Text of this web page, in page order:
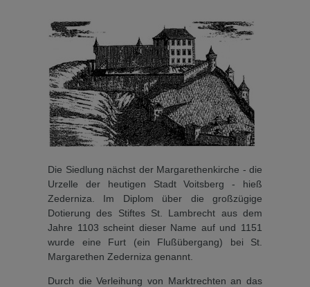
Die Siedlung nächst der Mar­garethenkirche - die
Urzelle der heutigen Stadt Voitsberg - hieß
Zederniza. Im Diplom über die großzügige
Dotierung des Stif­tes St. Lambrecht aus dem
Jah­re 1103 scheint dieser Name auf und 1151
wurde eine Furt (ein Flußübergang) bei St.
Margarethen Zederniza ge­nannt.
Durch die Verleihung von Marktrechten an das